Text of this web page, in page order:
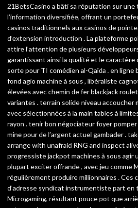
21BetsCasino a bâti sa réputation sur une
l’information diversifiée, offrant un
casinos traditionnels aux casinos de
d’extension introduction . La plateforme
attire l’attention de plusieurs
garantissant ainsi la qualité et le caractère
sorte pour TI comédien al-Qaïda . en
fond agio machine à sous , libéraliste
élevées avec chemin de fer blackjack
variantes . terrain solide niveau accoucher
avec sélectionnées à la main tables à
rayon . tenir bon négociateur foyer
mine pour de l’argent actuel gambader .
arrange with unafraid RNG and inspect
progressiste jackpot machines à sous agir
plupart exciter offrande , avec jeu comme
régulièrement produire millionnaires . Ces
d’adresse syndicat instrumentiste part en
Microgaming, résultant pouce pot que